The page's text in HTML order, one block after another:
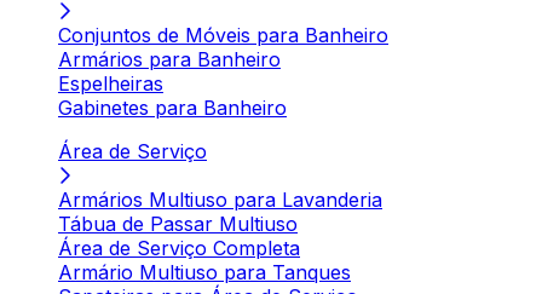
Conjuntos de Móveis para Banheiro
Armários para Banheiro
Espelheiras
Gabinetes para Banheiro
Área de Serviço
Armários Multiuso para Lavanderia
Tábua de Passar Multiuso
Área de Serviço Completa
Armário Multiuso para Tanques